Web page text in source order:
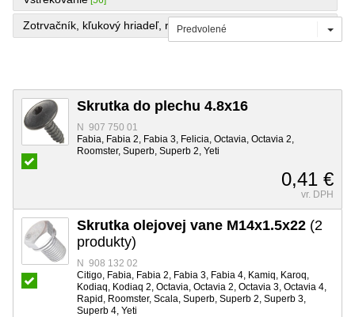
Zotrvačník, kľukový hriadeľ, remenice, ojnice a panvy
Skrutka do plechu 4.8x16
N 907 750 01
Fabia, Fabia 2, Fabia 3, Felicia, Octavia, Octavia 2,
Roomster, Superb, Superb 2, Yeti
0,41 €
vr. DPH
Skrutka olejovej vane M14x1.5x22 (2
produkty)
N 908 132 02
Citigo, Fabia, Fabia 2, Fabia 3, Fabia 4, Kamiq, Karoq,
Kodiaq, Kodiaq 2, Octavia, Octavia 2, Octavia 3, Octavia 4,
Rapid, Roomster, Scala, Superb, Superb 2, Superb 3,
Superb 4, Yeti
Predvolené